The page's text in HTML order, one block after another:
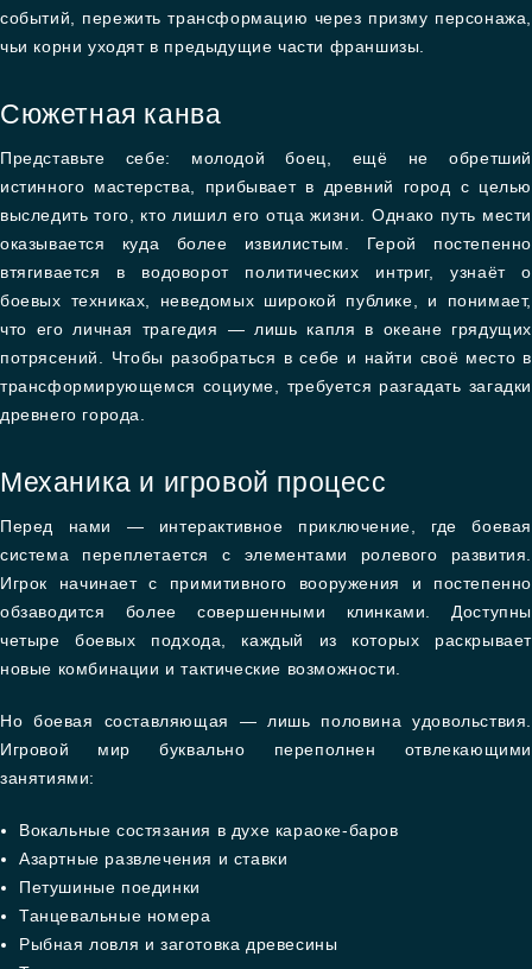
событий, пережить трансформацию через призму персонажа,
чьи корни уходят в предыдущие части франшизы.
Сюжетная канва
Представьте себе: молодой боец, ещё не обретший
истинного мастерства, прибывает в древний город с целью
выследить того, кто лишил его отца жизни. Однако путь мести
оказывается куда более извилистым. Герой постепенно
втягивается в водоворот политических интриг, узнаёт о
боевых техниках, неведомых широкой публике, и понимает,
что его личная трагедия — лишь капля в океане грядущих
потрясений. Чтобы разобраться в себе и найти своё место в
трансформирующемся социуме, требуется разгадать загадки
древнего города.
Механика и игровой процесс
Перед нами — интерактивное приключение, где боевая
система переплетается с элементами ролевого развития.
Игрок начинает с примитивного вооружения и постепенно
обзаводится более совершенными клинками. Доступны
четыре боевых подхода, каждый из которых раскрывает
новые комбинации и тактические возможности.
Но боевая составляющая — лишь половина удовольствия.
Игровой мир буквально переполнен отвлекающими
занятиями:
Вокальные состязания в духе караоке-баров
Азартные развлечения и ставки
Петушиные поединки
Танцевальные номера
Рыбная ловля и заготовка древесины